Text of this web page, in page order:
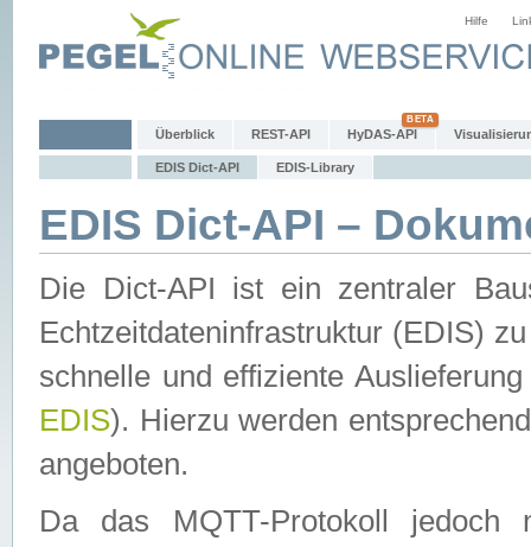
Hilfe
Überblick REST-API HyDAS-API
EDIS Dict-API EDIS-Library
EDIS Dict-API –
Die Dict-API ist ein zentraler
Echtzeitdateninfrastruktur (EDIS)
schnelle und effiziente
EDIS). Hierzu werden
angeboten.
Da das MQTT-Protokoll jedoch